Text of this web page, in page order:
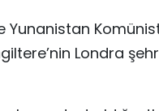
Yunanistan
Londra